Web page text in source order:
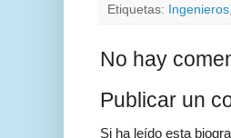
Etiquetas: Ingenieros,
No hay
Publicar un
Si ha leído esta